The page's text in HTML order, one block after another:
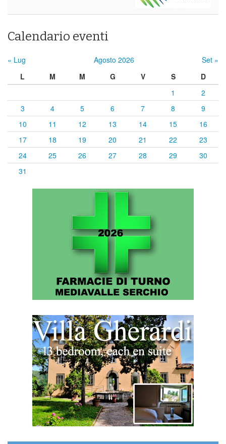
Calendario eventi
« Lug Agosto 2026
Set »
L
M M G V S
D
1
2
3
4 5 6 7 8
9
10
11 12 13 14 15
16
17
18 19 20 21 22
23
24
25 26 27 28 29
30
31